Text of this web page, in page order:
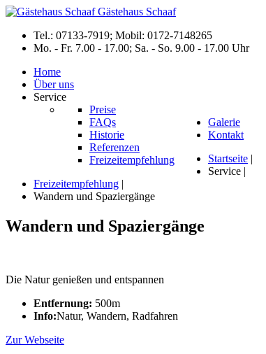
Gästehaus Schaaf
Tel.: 07133-7919; Mobil: 0172-7148265
Mo. - Fr. 7.00 - 17.00; Sa. - So. 9.00 - 17.00 Uhr
Home
Über uns
Service
Preise
FAQs
Historie
Referenzen
Freizeitempfehlung
Galerie
Kontakt
Startseite |
Service |
Freizeitempfehlung |
Wandern und Spaziergänge
Wandern und Spaziergänge
Die Natur genießen und entspannen
Entfernung: 500m
Info:Natur, Wandern, Radfahren
Zur Webseite